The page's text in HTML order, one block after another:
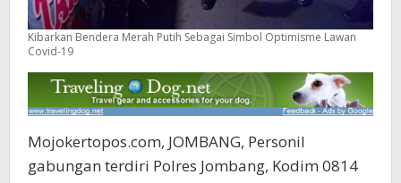
Kibarkan Bendera Merah Putih Sebagai Simbol Optimisme Lawan
Covid-19
Mojokertopos.com, JOMBANG, Personil
gabungan terdiri Polres Jombang, Kodim 0814